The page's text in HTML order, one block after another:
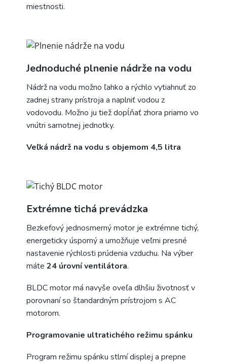
miestnosti.
Jednoduché plnenie nádrže na vodu
Nádrž na vodu možno ľahko a rýchlo vytiahnuť zo
zadnej strany prístroja a naplniť vodou z
vodovodu. Možno ju tiež dopĺňať zhora priamo vo
vnútri samotnej jednotky.
Veľká nádrž na vodu s objemom 4,5 litra
Extrémne tichá prevádzka
Bezkefový jednosmerný motor je extrémne tichý,
energeticky úsporný a umožňuje veľmi presné
nastavenie rýchlosti prúdenia vzduchu. Na výber
máte 24 úrovní ventilátora.
BLDC motor má navyše oveľa dlhšiu životnosť v
porovnaní so štandardným prístrojom s AC
motorom.
Programovanie ultratichého režimu spánku
Program režimu spánku stlmí displej a prepne